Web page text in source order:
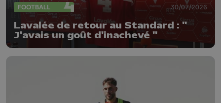
FOOTBALL 30/07/2026
Lavalée de retour au Standard : "
J'avais un goût d'inachevé "